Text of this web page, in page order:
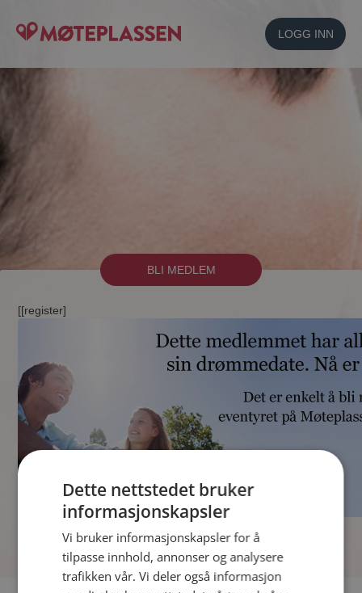
LOGG INN
BLI MEDLEM
[[register]
Dette nettstedet bruker
informasjonskapsler
Vi bruker informasjonskapsler for å
tilpasse innhold, annonser og analysere
trafikken vår. Vi deler også informasjon